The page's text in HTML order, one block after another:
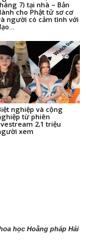
7) tại nhà – Bản
cho Phật tử sơ cơ
người có cảm tình với
nghiệp và cộng
từ phiên
2,1 triệu
xem
học Hoằng pháp Hải